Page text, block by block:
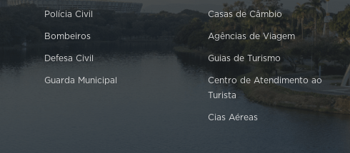
Polícia Civil
Bombeiros
Defesa Civil
Guarda Municipal
Casas de Câmbio
Agências de Viagem
Guias de Turismo
Centro de Atendimento ao
Turista
Cias Aéreas